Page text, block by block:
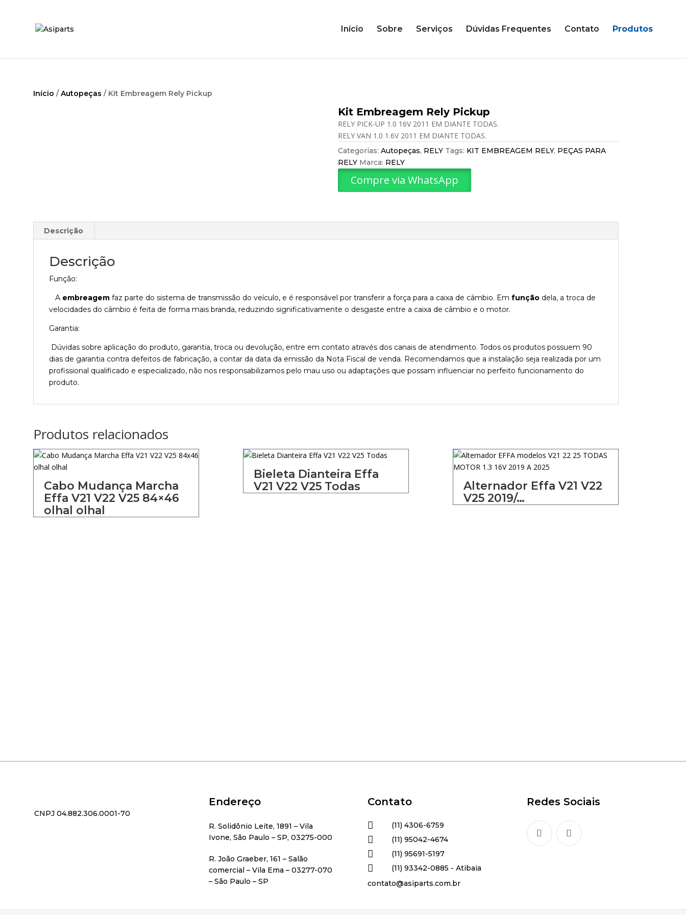
Início Sobre Serviços Dúvidas Frequentes Contato Produtos
Início /Autopeças / Kit Embreagem Rely Pickup
Kit Embreagem Rely Pickup
RELY PICK-UP 1.0 16V 2011 EM DIANTE TODAS.
RELY VAN 1.0 1.6V 2011 EM DIANTE TODAS.
Categorias: Autopeças, RELY Tags: KIT EMBREAGEM RELY, PEÇAS PARA
RELY Marca: RELY
Compre via WhatsApp
Descrição
Descrição
Função:
A embreagem faz parte do sistema de transmissão do veículo, e é responsável por transferir a força para a caixa de câmbio. Em função dela, a troca de
velocidades do câmbio é feita de forma mais branda, reduzindo significativamente o desgaste entre a caixa de câmbio e o motor.
Garantia:
Dúvidas sobre aplicação do produto, garantia, troca ou devolução, entre em contato através dos canais de atendimento. Todos os produtos possuem 90
dias de garantia contra defeitos de fabricação, a contar da data da emissão da Nota Fiscal de venda. Recomendamos que a instalação seja realizada por um
profissional qualificado e especializado, não nos responsabilizamos pelo mau uso ou adaptações que possam influenciar no perfeito funcionamento do
produto.
Produtos relacionados
Cabo Mudança Marcha
Effa V21 V22 V25 84×46
olhal olhal
Bieleta Dianteira Effa
V21 V22 V25 Todas
Alternador Effa V21 V22
V25 2019/…
CNPJ 04.882.306.0001-70
Endereço
R. Solidônio Leite, 1891 – Vila
Ivone, São Paulo – SP, 03275-000
R. João Graeber, 161 – Salão
comercial – Vila Ema – 03277-070
– São Paulo – SP
Contato
 (11) 4306-6759
 (11) 95042-4674
 (11) 95691-5197

(11) 93342-0885 - Atibaia
contato@asiparts.com.br
Redes Sociais